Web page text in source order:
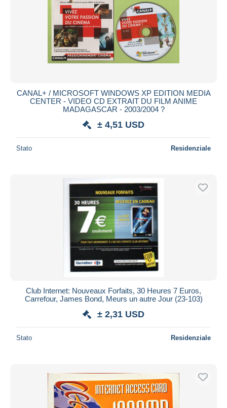
CANAL+ / MICROSOFT WINDOWS XP EDITION MEDIA
CENTER - VIDEO CD EXTRAIT DU FILM ANIME
MADAGASCAR - 2003/2004 ?
± 4,51 USD
Stato Residenziale
Club Internet: Nouveaux Forfaits, 30 Heures 7 Euros,
Carrefour, James Bond, Meurs un autre Jour (23-103)
± 2,31 USD
Stato Residenziale